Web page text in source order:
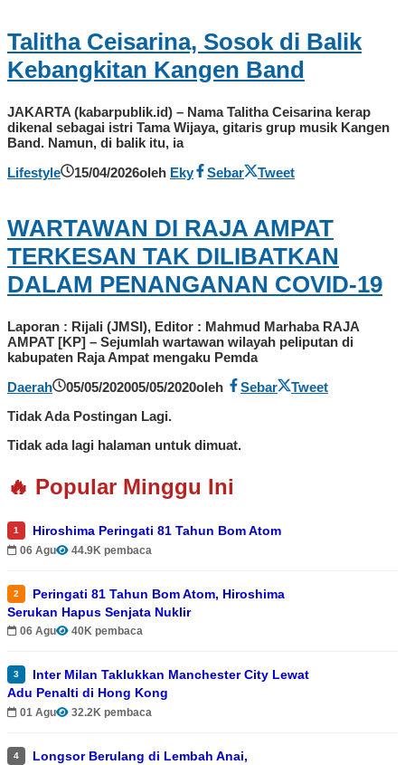
Talitha Ceisarina, Sosok di Balik
Kebangkitan Kangen Band
JAKARTA (kabarpublik.id) – Nama Talitha Ceisarina kerap
dikenal sebagai istri Tama Wijaya, gitaris grup musik Kangen
Band. Namun, di balik itu, ia
Lifestyle
15/04/2026oleh Eky Sebar Tweet
WARTAWAN DI RAJA AMPAT
TERKESAN TAK DILIBATKAN
DALAM PENANGANAN COVID-19
Laporan : Rijali (JMSI), Editor : Mahmud Marhaba RAJA
AMPAT [KP] – Sejumlah wartawan wilayah peliputan di
kabupaten Raja Ampat mengaku Pemda
Daerah
05/05/202005/05/2020oleh Sebar
Tweet
Tidak Ada Postingan Lagi.
Tidak ada lagi halaman untuk dimuat.
🔥 Popular Minggu Ini
1 Hiroshima Peringati 81 Tahun Bom Atom
06 Agu 44.9K pembaca
2
Peringati 81 Tahun Bom Atom, Hiroshima
Serukan Hapus Senjata Nuklir
06 Agu 40K pembaca
3
Inter Milan Taklukkan Manchester City Lewat
Adu Penalti di Hong Kong
01 Agu 32.2K pembaca
4
Longsor Berulang di Lembah Anai,